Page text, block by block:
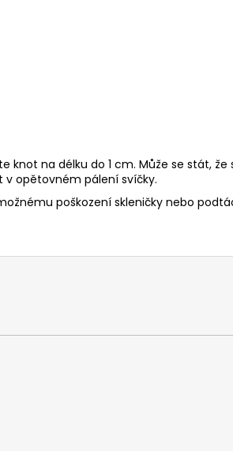
na délku do 1 cm. Může se stát,
opětovném pálení svíčky.
poškození skleničky nebo